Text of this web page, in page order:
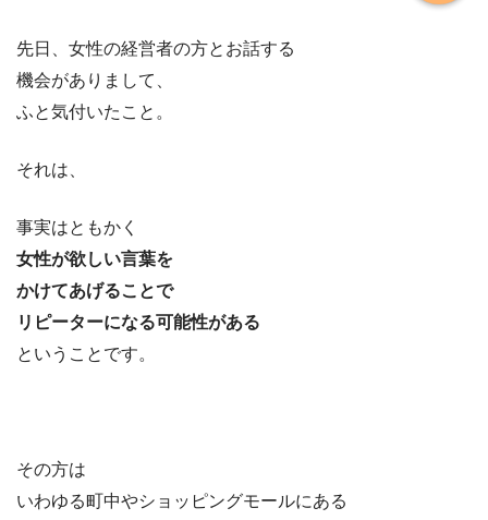
先日、女性の経営者の方とお話する
機会がありまして、
ふと気付いたこと。
それは、
事実はともかく
女性が欲しい言葉を
かけてあげることで
リピーターになる可能性がある
ということです。
その方は
いわゆる町中やショッピングモールにある